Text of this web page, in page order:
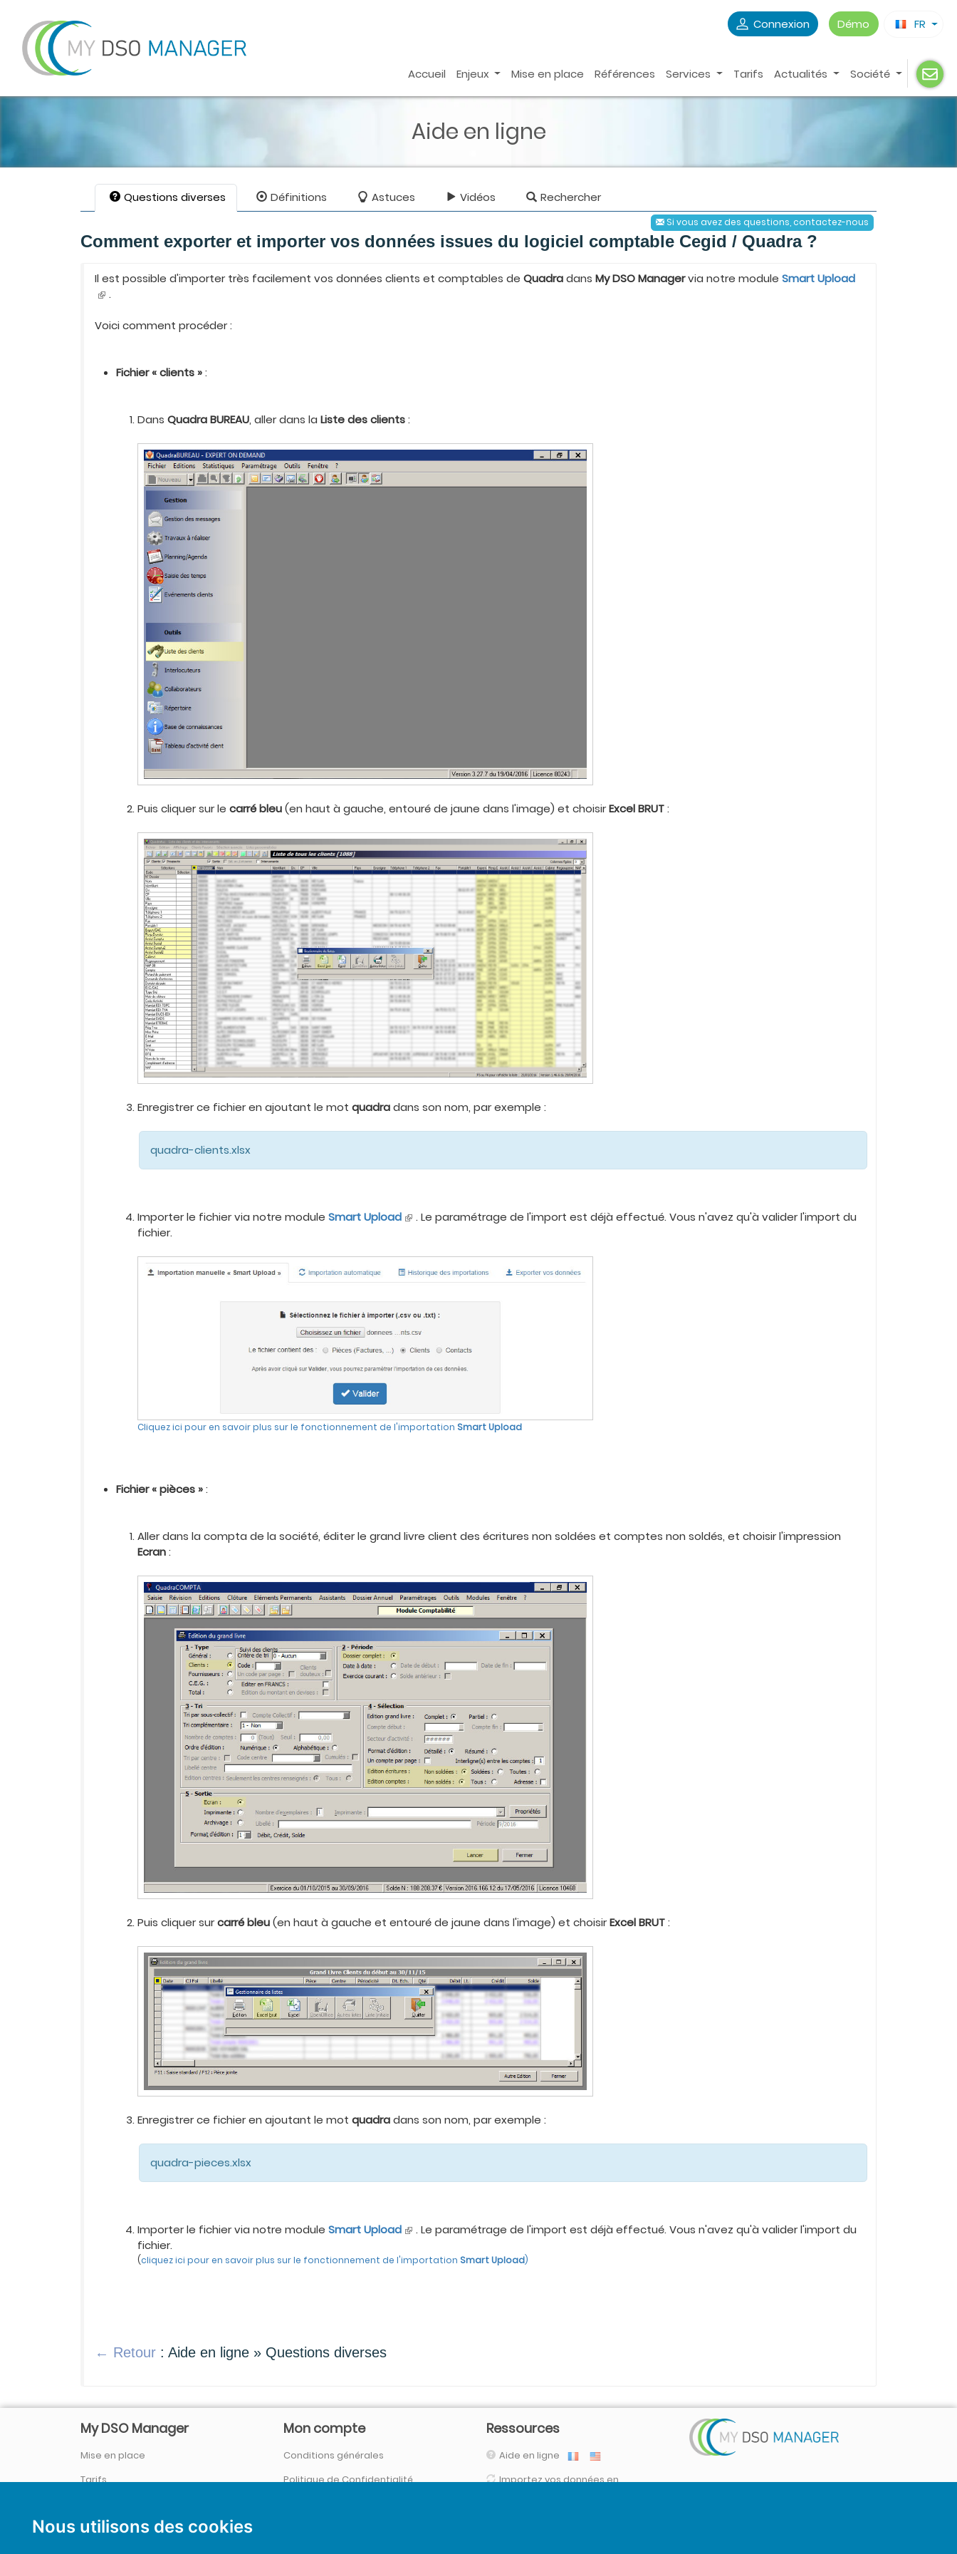
Nous utilisons des cookies
Connexion Démo FR
Accueil Enjeux Mise en place Références Services Tarifs Actualités Société
Aide en ligne
Questions diverses Définitions Astuces Vidéos Rechercher
Si vous avez des questions, contactez-nous
Comment exporter et importer vos données issues du logiciel comptable Cegid / Quadra ?
Il est possible d'importer très facilement vos données clients et comptables deQuadradansMy DSO Managervia notre moduleSmart Upload
.
Voici comment procéder :
Fichier « clients »:
DansQuadra BUREAU, aller dans laListe des clients:
Puis cliquer sur lecarré bleu(en haut à gauche, entouré de jaune dans l'image) et choisirExcel BRUT:
Enregistrer ce fichier en ajoutant le motquadradans son nom, par exemple :
quadra-clients.xlsx
Importer le fichier via notre moduleSmart Upload
. Le paramétrage de l'import est déjà effectué. Vous n'avez qu'à valider l'import du
fichier.
Cliquez ici pour en savoir plus sur le fonctionnement de l'importation Smart Upload
Fichier « pièces »:
Aller dans la compta de la société, éditer le grand livre client des écritures non soldées et comptes non soldés, et choisir l'impression
Ecran:
Puis cliquer surcarré bleu(en haut à gauche et entouré de jaune dans l'image) et choisirExcel BRUT:
Enregistrer ce fichier en ajoutant le motquadradans son nom, par exemple :
quadra-pieces.xlsx
Importer le fichier via notre moduleSmart Upload
. Le paramétrage de l'import est déjà effectué. Vous n'avez qu'à valider l'import du
fichier.
(cliquez ici pour en savoir plus sur le fonctionnement de l'importation Smart Upload)
← Retour : Aide en ligne » Questions diverses
My DSO Manager
Mise en place
Tarifs
Références&Témoignages
Mon compte
Conditions générales
Politique de Confidentialité
Ressources
Aide en ligne
Importez vos données en